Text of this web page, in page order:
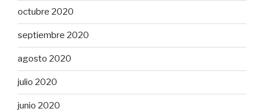
octubre 2020
septiembre 2020
agosto 2020
julio 2020
junio 2020